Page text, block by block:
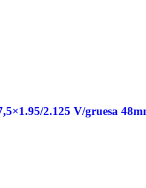
2.125 V/gruesa